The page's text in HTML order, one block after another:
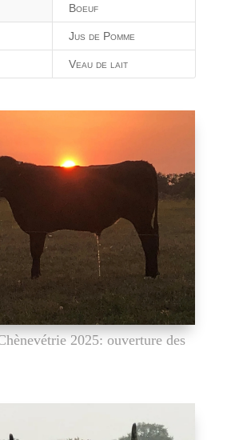
Boeuf
Jus de Pomme
Veau de lait
2025: ouverture des